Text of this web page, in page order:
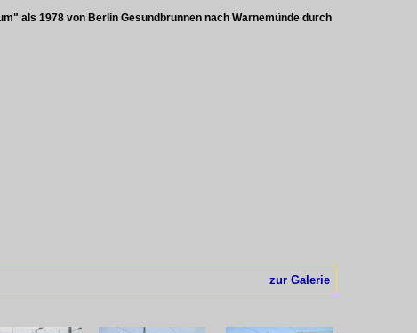
als 1978 von Berlin Gesundbrunnen nach Warnemünde durch
zur Galerie